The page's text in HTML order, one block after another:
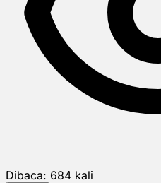
Dibaca: 684 kali